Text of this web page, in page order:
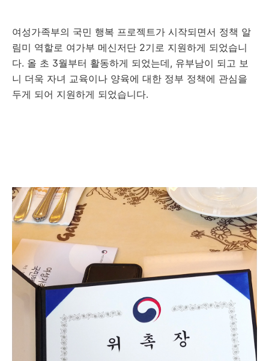
여성가족부의 국민 행복 프로젝트가 시작되면서 정책 알
림미 역할로 여가부 메신저단 2기로 지원하게 되었습니
다. 올 초 3월부터 활동하게 되었는데, 유부남이 되고 보
니 더욱 자녀 교육이나 양육에 대한 정부 정책에 관심을
두게 되어 지원하게 되었습니다.